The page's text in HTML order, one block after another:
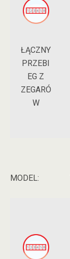
ŁĄCZNY
PRZEBI
EG Z
ZEGARÓ
W
MODEL: